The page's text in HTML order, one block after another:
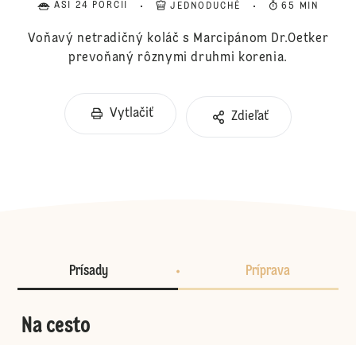
ASI 24 PORCIÍ JEDNODUCHÉ 65 MIN
Voňavý netradičný koláč s Marcipánom Dr.Oetker
prevoňaný rôznymi druhmi korenia.
Vytlačiť Zdieľať
Prísady Príprava
Na cesto